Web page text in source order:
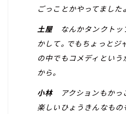
ごっことかやってました
土屋なんかタンクトッ
かして。でもちょっとジ
の中でもコメディとい
から。
小林アクションもかっ
楽しいひょうきんなもの